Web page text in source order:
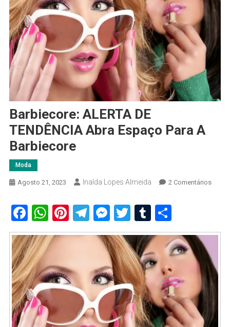
Barbiecore: ALERTA DE
TENDÊNCIA Abra Espaço Para A
Barbiecore
Moda
Agosto 21, 2023 Inalda Lopes Almeida 2 ComentáriosEm
Para
A
Facebook
WhatsApp
Pinterest
Telegram
Messenger
TwitterTumblr
Share